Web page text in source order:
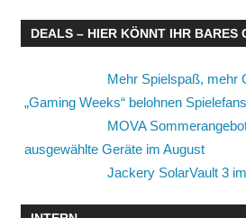
DEALS – HIER KÖNNT IHR BARES
Mehr Spielspaß, mehr
„Gaming Weeks“ belohnen
MOVA
ausgewählte Geräte im August
Jackery SolarVault 3